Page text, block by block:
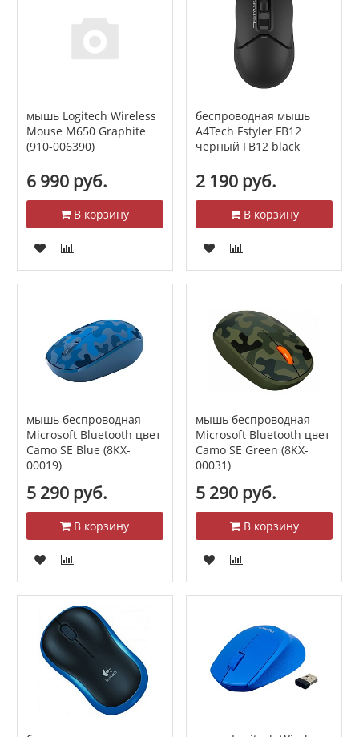
мышь Logitech Wireless
Mouse M650 Graphite
(910-006390)
6 990 руб.
В корзину
беспроводная мышь
A4Tech Fstyler FB12
черный FB12 black
2 190 руб.
В корзину
мышь беспроводная
Microsoft Bluetooth цвет
Camo SE Blue (8KX-
00019)
5 290 руб.
В корзину
мышь беспроводная
Microsoft Bluetooth цвет
Camo SE Green (8KX-
00031)
5 290 руб.
В корзину